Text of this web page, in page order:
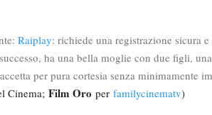
Raiplay: richiede una registrazione sicura
ha una bella moglie con due figli,
per pura cortesia senza minimamente
Cinema; Film Oro per familycinematv)